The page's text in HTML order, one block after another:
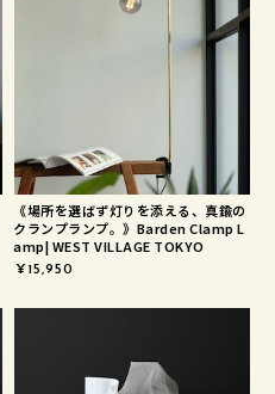
《場所を選ばず灯りを添える、真鍮の
クランプランプ。》Barden Clamp L
amp| WEST VILLAGE TOKYO
¥15,950